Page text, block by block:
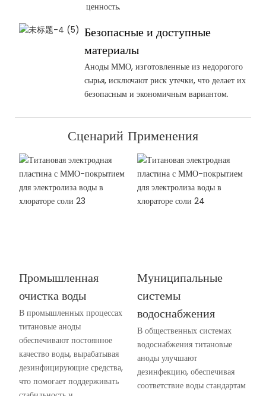
ценность.
Безопасные и доступные
материалы
Аноды ММО, изготовленные из недорогого
сырья, исключают риск утечки, что делает их
безопасным и экономичным вариантом.
Сценарий Применения
Промышленная
очистка воды
В промышленных процессах
титановые аноды
обеспечивают постоянное
качество воды, вырабатывая
дезинфицирующие средства,
что помогает поддерживать
Муниципальные
системы
водоснабжения
В общественных системах
водоснабжения титановые
аноды улучшают
дезинфекцию, обеспечивая
соответствие воды стандартам